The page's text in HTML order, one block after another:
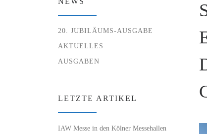
20. JUBILÄUMS-AUSGABE
AKTUELLES
AUSGABEN
LETZTE ARTIKEL
IAW Messe in den Kölner Messehallen